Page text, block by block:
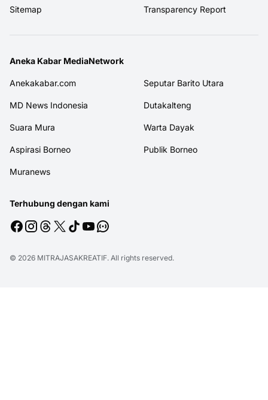
Sitemap Transparency Report
Aneka Kabar MediaNetwork
Anekakabar.com Seputar Barito Utara
MD News Indonesia Dutakalteng
Suara Mura Warta Dayak
Aspirasi Borneo Publik Borneo
Muranews
Terhubung dengan kami
© 2026 MITRAJASAKREATIF. All rights reserved.